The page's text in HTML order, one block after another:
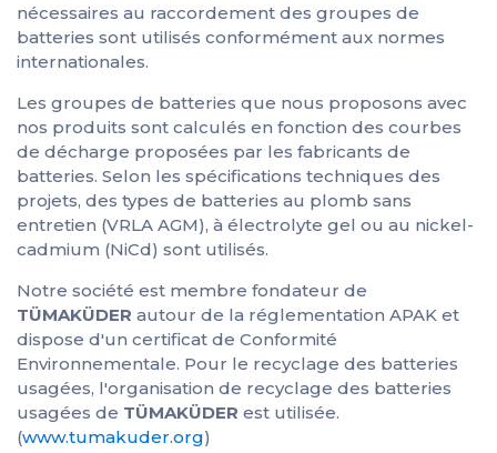
nécessaires au raccordement des groupes de
batteries sont utilisés conformément aux normes
internationales.
Les groupes de batteries que nous proposons avec
nos produits sont calculés en fonction des courbes
de décharge proposées par les fabricants de
batteries. Selon les spécifications techniques des
projets, des types de batteries au plomb sans
entretien (VRLA AGM), à électrolyte gel ou au nickel-
cadmium (NiCd) sont utilisés.
Notre société est membre fondateur de
TÜMAKÜDER autour de la réglementation APAK et
dispose d'un certificat de Conformité
Environnementale. Pour le recyclage des batteries
usagées, l'organisation de recyclage des batteries
usagées de TÜMAKÜDER est utilisée.
(www.tumakuder.org)